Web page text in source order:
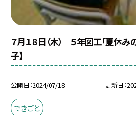
７月１８日（木） ５年図工「夏休み
子】
公開日 2024/07/18 更新日
できごと